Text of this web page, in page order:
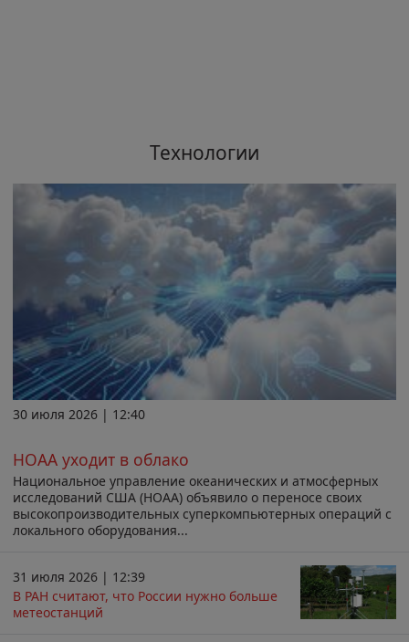
Технологии
30 июля 2026 | 12:40
НОАА уходит в облако
Национальное управление океанических и атмосферных
исследований США (НОАА) объявило о переносе своих
высокопроизводительных суперкомпьютерных операций с
локального оборудования...
31 июля 2026 | 12:39
В РАН считают, что России нужно больше
метеостанций